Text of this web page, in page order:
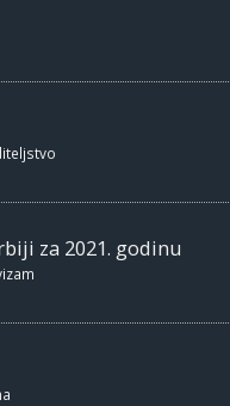
za 2021. godinu